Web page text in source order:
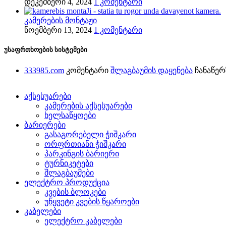
დეკემბერი 4, 2024 1 კომენტარი
კამერების მონტაჟი
ნოემბერი 13, 2024 1 კომენტარი
უსაფრთხოების სისტემები
333985.com კომენტარი შლაგბაუმის დაყენება
აქსესუარები
კამერების აქსესუარები
ხელსაწყოები
ბარიერები
გასაგორებელი ჭიშკარი
ორფრთიანი ჭიშკარი
პარკინგის ბარიერი
ტურნიკეტები
შლაგბაუმები
ელექტრო პროდუქცია
კვების ბლოკები
უწყვეტი კვების წყაროები
კაბელები
ელექტრო კაბელები